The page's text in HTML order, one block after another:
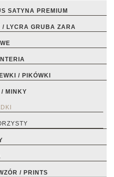
SATYNA PREMIUM
/ LYCRA GRUBA ZARA
/ PIKÓWKI
/ MINKY
/ PRINTS